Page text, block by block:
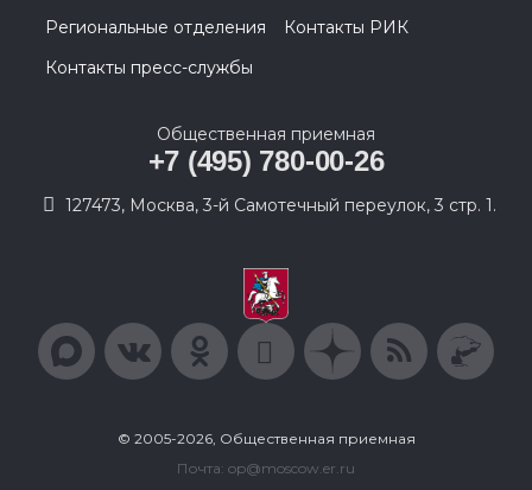
Региональные отделения
Контакты РИК
Контакты пресс-службы
Общественная приемная
+7 (495) 780-00-26
127473, Москва, 3-й Самотечный переулок, 3 стр. 1.
© 2005-2026, Общественная приемная
Почта: op@moscow.er.ru